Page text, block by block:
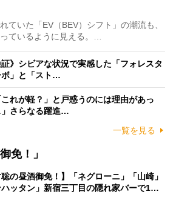
ていた「EV（BEV）シフト」の潮流も、
ているように見える。…
証》シビアな状況で実感した「フォレスタ
」と「スト…
れが軽？」と戸惑うのには理由があっ
さらなる躍進…
一覧を見る
免！」
聡の昼酒御免！】「ネグローニ」「山崎」
ハッタン」新宿三丁目の隠れ家バーで1…